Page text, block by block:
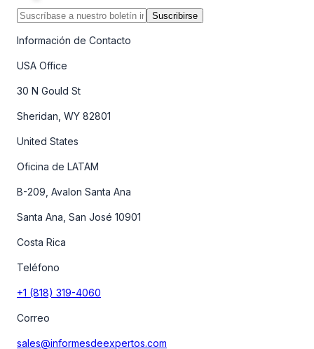
Suscribirse
Información de Contacto
USA Office
30 N Gould St
Sheridan, WY 82801
United States
Oficina de LATAM
B-209, Avalon Santa Ana
Santa Ana, San José 10901
Costa Rica
Teléfono
+1 (818) 319-4060
Correo
sales@informesdeexpertos.com